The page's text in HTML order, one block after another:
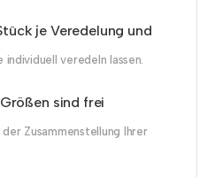
je Veredelung und
veredeln lassen.
sind frei
Zusammenstellung Ihrer